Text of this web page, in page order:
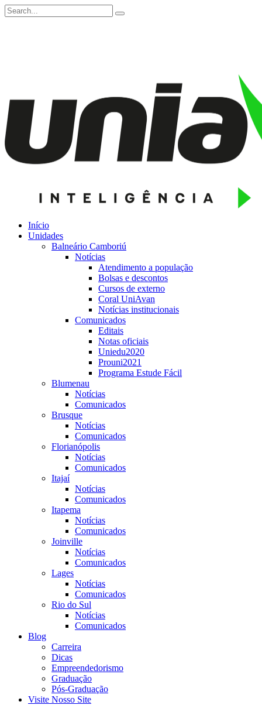
Início
Unidades
Balneário Camboriú
Notícias
Atendimento a população
Bolsas e descontos
Cursos de externo
Coral UniAvan
Notícias institucionais
Comunicados
Editais
Notas oficiais
Uniedu2020
Prouni2021
Programa Estude Fácil
Blumenau
Notícias
Comunicados
Brusque
Notícias
Comunicados
Florianópolis
Notícias
Comunicados
Itajaí
Notícias
Comunicados
Itapema
Notícias
Comunicados
Joinville
Notícias
Comunicados
Lages
Notícias
Comunicados
Rio do Sul
Notícias
Comunicados
Blog
Carreira
Dicas
Empreendedorismo
Graduação
Pós-Graduação
Visite Nosso Site